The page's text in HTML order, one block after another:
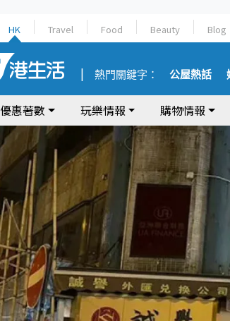
HK Travel Food Beauty Blog
熱門關鍵字： 公屋熱話
優惠著數 玩樂情報 購物情報